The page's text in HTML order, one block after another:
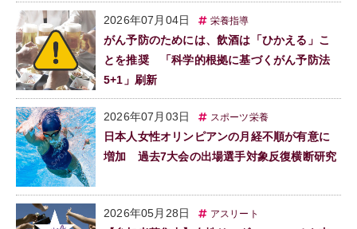
2026年07月04日 栄養指導
がん予防のためには、飲酒は「ひかえる」こ
とを推奨 「科学的根拠に基づくがん予防法
5+1」刷新
2026年07月03日 スポーツ栄養
日本人女性オリンピアンの月経不順が有意に
増加 過去7大会の出場選手対象反復横断研究
2026年05月28日 アスリート